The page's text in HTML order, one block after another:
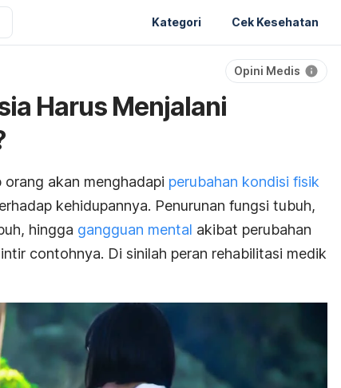
Kategori Cek Kesehatan
Opini Medis
Harus Menjalani
akan menghadapi perubahan kondisi fisik
kehidupannya. Penurunan fungsi tubuh,
hingga gangguan mental akibat perubahan
contohnya. Di sinilah peran rehabilitasi medik